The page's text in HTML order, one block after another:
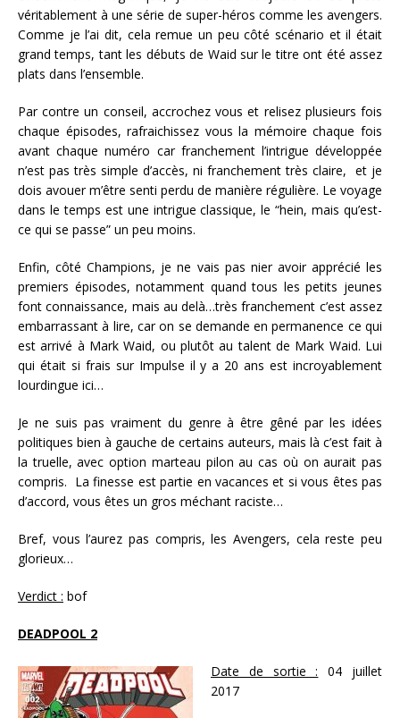
véritablement à une série de super-héros comme les avengers.
Comme je l’ai dit, cela remue un peu côté scénario et il était
grand temps, tant les débuts de Waid sur le titre ont été assez
plats dans l’ensemble.
Par contre un conseil, accrochez vous et relisez plusieurs fois
chaque épisodes, rafraichissez vous la mémoire chaque fois
avant chaque numéro car franchement l’intrigue développée
n’est pas très simple d’accès, ni franchement très claire, et je
dois avouer m’être senti perdu de manière régulière. Le voyage
dans le temps est une intrigue classique, le “hein, mais qu’est-
ce qui se passe” un peu moins.
Enfin, côté Champions, je ne vais pas nier avoir apprécié les
premiers épisodes, notamment quand tous les petits jeunes
font connaissance, mais au delà…très franchement c’est assez
embarrassant à lire, car on se demande en permanence ce qui
est arrivé à Mark Waid, ou plutôt au talent de Mark Waid. Lui
qui était si frais sur Impulse il y a 20 ans est incroyablement
lourdingue ici…
Je ne suis pas vraiment du genre à être gêné par les idées
politiques bien à gauche de certains auteurs, mais là c’est fait à
la truelle, avec option marteau pilon au cas où on aurait pas
compris. La finesse est partie en vacances et si vous êtes pas
d’accord, vous êtes un gros méchant raciste…
Bref, vous l’aurez pas compris, les Avengers, cela reste peu
glorieux…
Verdict : bof
DEADPOOL 2
Date de sortie : 04 juillet
2017